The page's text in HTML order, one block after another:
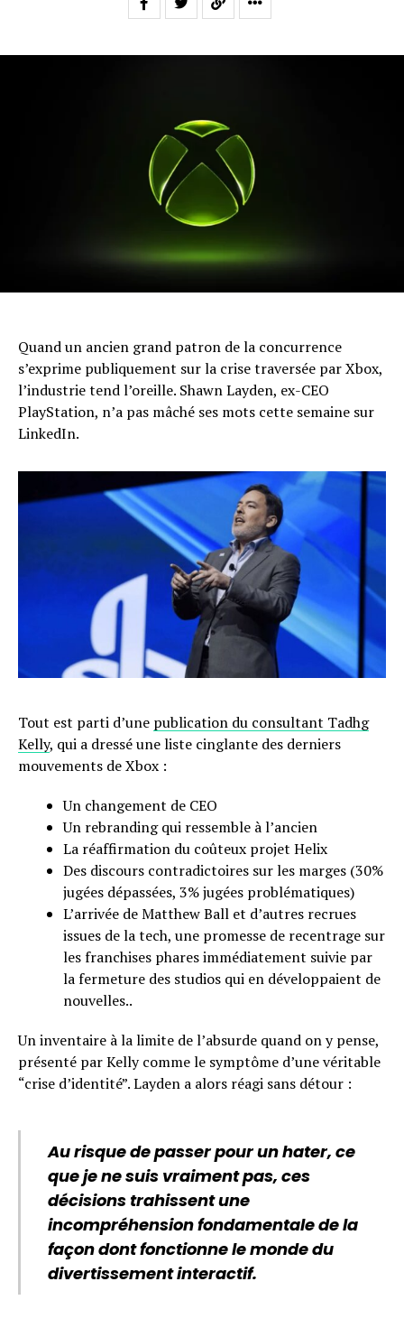
Quand un ancien grand patron de la concurrence
s’exprime publiquement sur la crise traversée par Xbox,
l’industrie tend l’oreille. Shawn Layden, ex-CEO
PlayStation, n’a pas mâché ses mots cette semaine sur
LinkedIn.
Tout est parti d’une publication du consultant Tadhg
Kelly, qui a dressé une liste cinglante des derniers
mouvements de Xbox :
Un changement de CEO
Un rebranding qui ressemble à l’ancien
La réaffirmation du coûteux projet Helix
Des discours contradictoires sur les marges (30%
jugées dépassées, 3% jugées problématiques)
L’arrivée de Matthew Ball et d’autres recrues
issues de la tech, une promesse de recentrage sur
les franchises phares immédiatement suivie par
la fermeture des studios qui en développaient de
nouvelles..
Un inventaire à la limite de l’absurde quand on y pense,
présenté par Kelly comme le symptôme d’une véritable
“crise d’identité”. Layden a alors réagi sans détour :
Au risque de passer pour un hater, ce
que je ne suis vraiment pas, ces
décisions trahissent une
incompréhension fondamentale de la
façon dont fonctionne le monde du
divertissement interactif.